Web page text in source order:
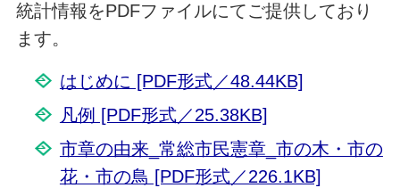
統計情報をPDFファイルにてご提供しており
ます。
はじめに [PDF形式／48.44KB]
凡例 [PDF形式／25.38KB]
市章の由来_常総市民憲章_市の木・市の
花・市の鳥 [PDF形式／226.1KB]